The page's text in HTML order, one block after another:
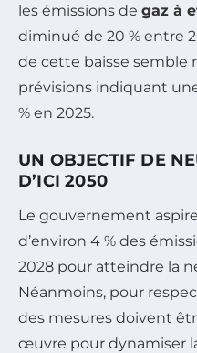
les émissions de gaz à
diminué de 20 % entre
de cette baisse semble
prévisions indiquant
% en 2025.
UN OBJECTIF DE
D’ICI 2050
Le gouvernement
d’environ 4 % des
2028 pour atteindre la
Néanmoins, pour
des mesures doivent
œuvre pour dynamiser